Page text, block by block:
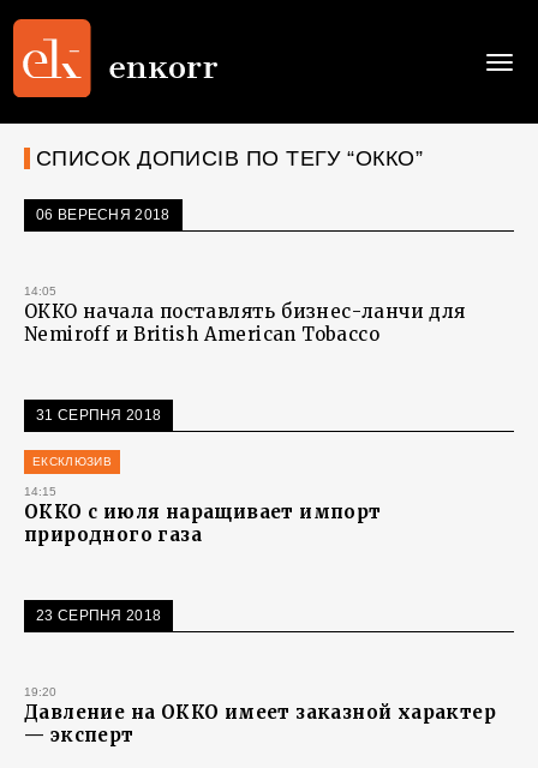
СПИСОК ДОПИСІВ ПО ТЕГУ “ОККО”
06 ВЕРЕСНЯ 2018
14:05
ОККО начала поставлять бизнес-ланчи для
Nemiroff и British American Tobacco
31 СЕРПНЯ 2018
ЕКСКЛЮЗИВ
14:15
ОККО с июля наращивает импорт
природного газа
23 СЕРПНЯ 2018
19:20
Давление на ОККО имеет заказной характер
— эксперт